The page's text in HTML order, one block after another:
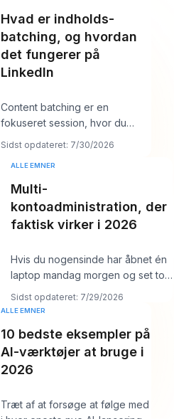
Hvad er indholds-
batching, og hvordan
det fungerer på
LinkedIn
Content batching er en
fokuseret session, hvor du
laver flere LinkedIn-opslag på
én gang og derefter
Sidst opdateret: 7/30/2026
ALLE EMNER
Multi-
kontoadministration, der
faktisk virker i 2026
Hvis du nogensinde har åbnet én
laptop mandag morgen og set tolv
logins, seks kundekalendere, tre
br
Sidst opdateret: 7/29/2026
ALLE EMNER
10 bedste eksempler på
AI-værktøjer at bruge i
2026
Træt af at forsøge at følge med